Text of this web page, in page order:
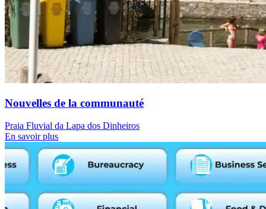
Nouvelles de la communauté
Praia Fluvial da Lapa dos Dinheiros
En savoir plus